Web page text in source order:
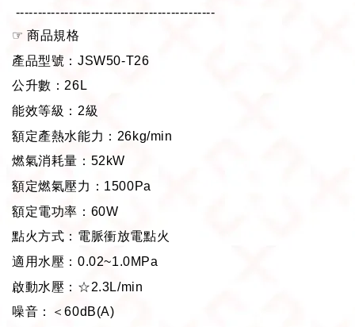
---------------------------------------------
☞ 商品規格
產品型號： JSW50-T26
公升數：26L
能效等級： 2級
額定產熱水能力： 26kg/min
燃氣消耗量： 52kW
額定燃氣壓力： 1500Pa
額定電功率： 60W
點火方式：電脈衝放電點火
適用水壓： 0.02~1.0MPa
啟動水壓：☆2.3L/min
噪音：＜60dB(A)